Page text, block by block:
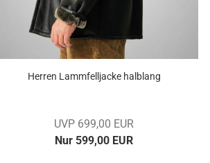
Her­ren Lamm­fell­ja­cke halb­lang
UVP 699,00 EUR
Nur 599,00 EUR